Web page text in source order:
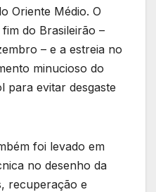
Oriente Médio. O
do Brasileirão –
– e a estreia no
minucioso do
para evitar desgaste
foi levado em
no desenho da
recuperação e